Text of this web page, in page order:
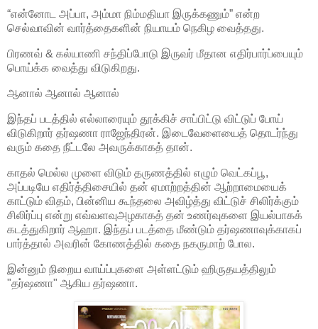
“என்னோட அப்பா, அம்மா நிம்மதியா இருக்கணும்” என்ற
செல்வாவின் வார்த்தைகளின் நியாயம் நெகிழ வைத்தது.
பிரணவ் & கல்யாணி சந்திப்போடு இருவர் மீதான எதிர்பார்ப்பையும்
பொய்க்க வைத்து விடுகிறது.
ஆனால் ஆனால் ஆனால்
இந்தப் படத்தில் எல்லாரையும் தூக்கிச் சாப்பிட்டு விட்டுப் போய்
விடுகிறார் தர்ஷணா ராஜேந்திரன். இடைவேளையைத் தொடர்ந்து
வரும் கதை நீட்டலே அவருக்காகத் தான்.
காதல் மெல்ல முளை விடும் தருணத்தில் எழும் வெட்கப்பூ,
அப்படியே எதிர்த்திசையில் தன் ஏமாற்றத்தின் ஆற்றாமையைக்
காட்டும் விதம், பின்னிய கூந்தலை அவிழ்த்து விட்டுச் சிலிர்க்கும்
சிலிர்ப்பு என்று எவ்வளவுஅழகாகத் தன் உணர்வுகளை இயல்பாகக்
கடத்துகிறார் ஆஹா. இந்தப் படத்தை மீண்டும் தர்ஷணாவுக்காகப்
பார்த்தால் அவரின் கோணத்தில் கதை நகருமாற் போல.
இன்னும் நிறைய வாய்ப்புகளை அள்ளட்டும் ஹிருதயத்திலும்
"தர்ஷணா" ஆகிய தர்ஷணா.